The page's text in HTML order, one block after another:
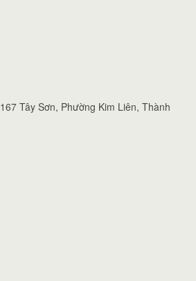
Tây Sơn, Phường Kim Liên, Thành